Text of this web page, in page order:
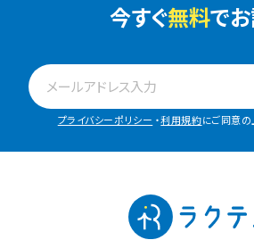
今すぐ無料で
プライバシーポリシー ・利用規約にご同意